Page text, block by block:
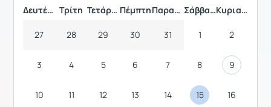
Δευτέρα Τρίτη Τετάρτη Πέμπτη Παρασκευή Σάββατο Κυριακή
27 28 29 30 31 1 2
3 4 5 6 7 8 9
10 11 12 13 14 15 16